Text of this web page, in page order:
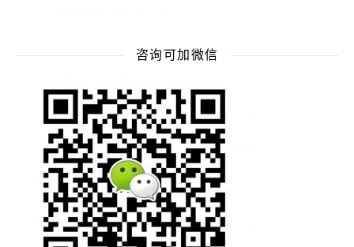
咨询可加微信